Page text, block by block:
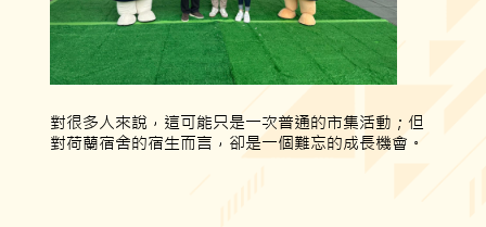
對很多人來說，這可能只是一次普通的市集活動；但
對荷蘭宿舍的宿生而言，卻是一個難忘的成長機會。